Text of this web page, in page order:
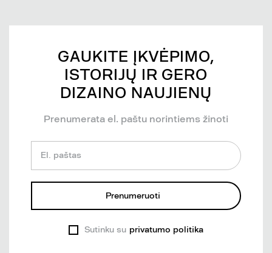
GAUKITE ĮKVĖPIMO,
ISTORIJŲ IR GERO
DIZAINO NAUJIENŲ
Prenumerata el. paštu norintiems žinoti
El. paštas
Prenumeruoti
Sutinku su privatumo politika